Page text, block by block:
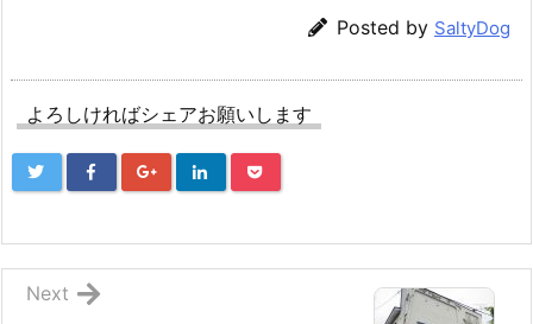
Posted by SaltyDog
よろしければシェアお願いします
Next